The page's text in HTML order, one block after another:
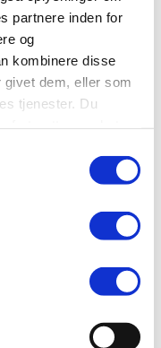
partnere inden for
og
kombinere disse
givet dem, eller som
tjenester. Du